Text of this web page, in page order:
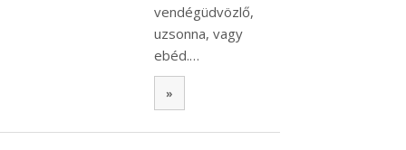
vendégüdvözlő,
uzsonna, vagy
ebéd.…
»